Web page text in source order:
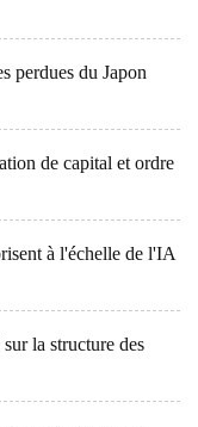
perdues du Japon
de capital et ordre
à l'échelle de l'IA
la structure des